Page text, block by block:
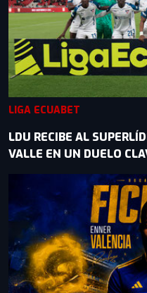
LIGA ECUABET
LDU RECIBE AL
VALLE EN UN DUELO